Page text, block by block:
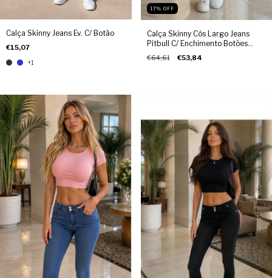
Calça Skinny Jeans Ev. C/ Botão
€15,07
+1
17% OFF
Calça Skinny Cós Largo Jeans
Pitbull C/ Enchimento Botões
€64,61 €53,84